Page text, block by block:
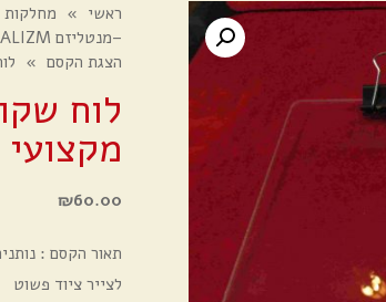
ראשי » מחלקות
–מנטליזם MENTAL MAGIC – MENTALIZM
הצגת הקסם » לוח
מקצועי
₪60.00
תאור הקסם :
לצייר ציוד פשוט